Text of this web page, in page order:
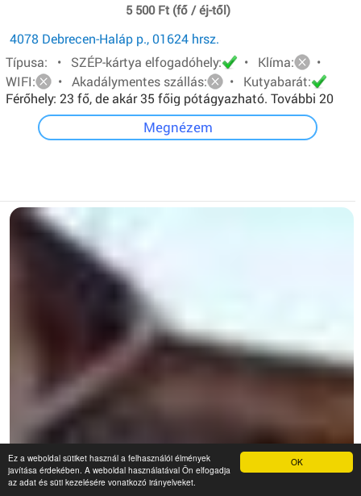
OK
Ez a weboldal sütiket használ a felhasználói élmények
javítása érdekében. A weboldal használatával Ön elfogadja
az adat és süti kezelésére vonatkozó irányelveket.
5 500 Ft (fő / éj-től)
4078 Debrecen-Haláp p., 01624 hrsz.
Típusa: • SZÉP-kártya elfogadóhely:
• Klíma:
•
WIFI:
• Akadálymentes szállás:
• Kutyabarát:
Férőhely: 23 fő, de akár 35 főig pótágyazható. További 20
főt pedig sátorban tudunk elhelyezni.
Megnézem